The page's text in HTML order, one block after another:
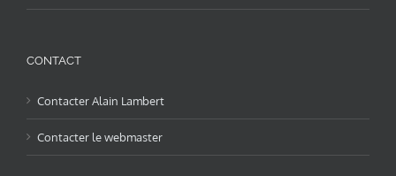
CONTACT
Contacter Alain Lambert
Contacter le webmaster